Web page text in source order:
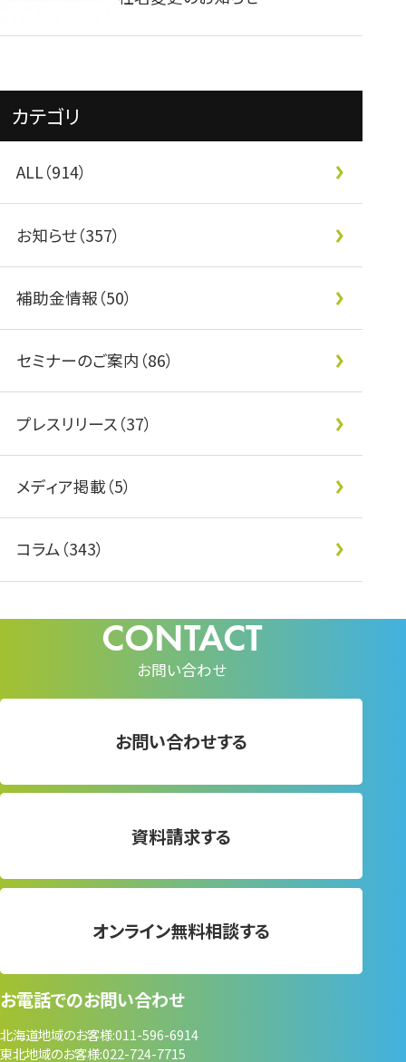
カテゴリ
ALL（914）
お知らせ（357）
補助金情報（50）
セミナーのご案内（86）
プレスリリース（37）
メディア掲載（5）
コラム（343）
お問い合わせ
お問い合わせする
資料請求する
オンライン無料相談する
お電話でのお問い合わせ
北海道地域のお客様011-596-6914
東北地域のお客様022-724-7715